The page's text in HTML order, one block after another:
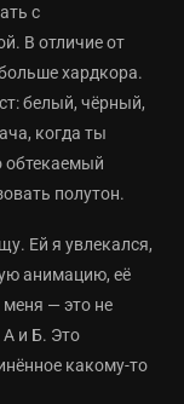
с
В отличие от
хардкора.
белый, чёрный,
когда ты
обтекаемый
полутон.
Ей я увлекался,
анимацию, её
— это не
и Б. Это
какому-то